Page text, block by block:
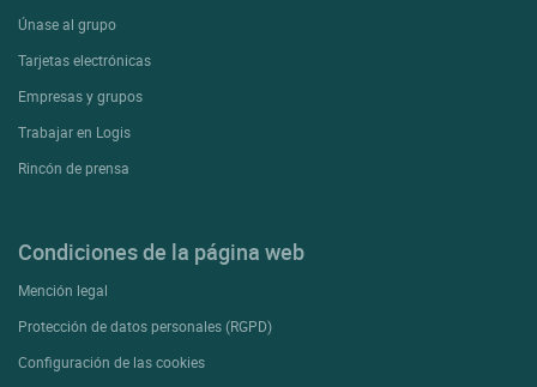
Únase al grupo
Tarjetas electrónicas
Empresas y grupos
Trabajar en Logis
Rincón de prensa
Condiciones de la página web
Mención legal
Protección de datos personales (RGPD)
Configuración de las cookies